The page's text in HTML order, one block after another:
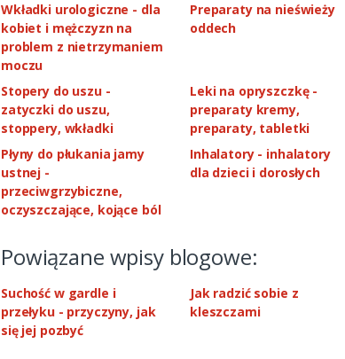
Chusteczki higieniczne
Plaster włókninowy z
opatrunkiem 1 m x 6 cm
Chusteczki
DOMOWA
Wkładki urologiczne - dla
kobiet i mężczyzn na
problem z nietrzymaniem
moczu
Preparaty na nieświeży
oddech
Stopery do uszu -
zatyczki do uszu,
stoppery, wkładki
Leki na opryszczkę -
preparaty kremy,
preparaty, tabletki
Płyny do płukania jamy
ustnej -
przeciwgrzybiczne,
oczyszczające, kojące ból
Inhalatory - inhalatory
dla dzieci i dorosłych
Powiązane wpisy blogowe:
Suchość w gardle i
przełyku - przyczyny, jak
się jej pozbyć
Jak radzić sobie z
kleszczami